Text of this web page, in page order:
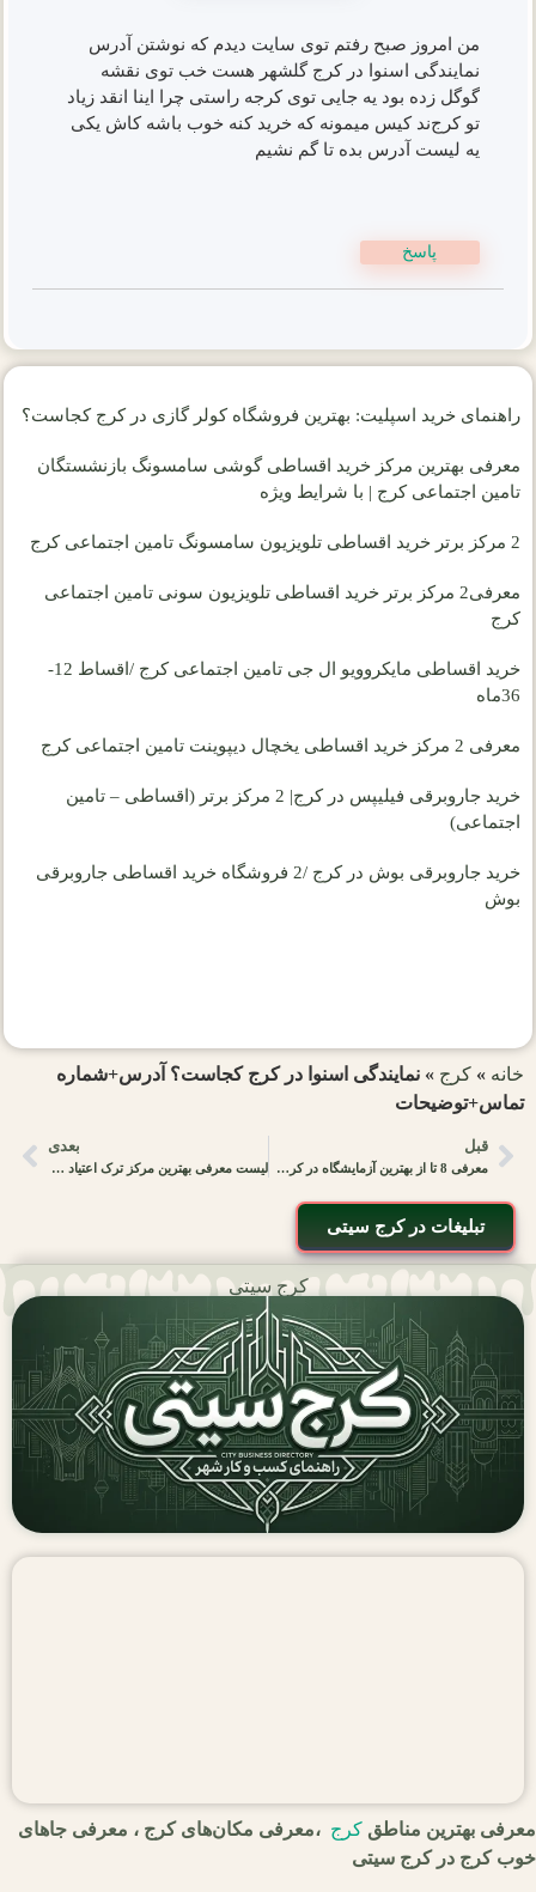
من امروز صبح رفتم توی سایت دیدم که نوشتن آدرس
نمایندگی اسنوا در کرج گلشهر هست خب توی نقشه
گوگل زده بود یه جایی توی کرجه راستی چرا اینا انقد زیاد
تو کرج‌ند کیس میمونه که خرید کنه خوب باشه کاش یکی
یه لیست آدرس بده تا گم نشیم
پاسخ
راهنمای خرید اسپلیت: بهترین فروشگاه کولر گازی در کرج کجاست؟
معرفی بهترین مرکز خرید اقساطی گوشی سامسونگ بازنشستگان
تامین اجتماعی کرج | با شرایط ویژه
2 مرکز برتر خرید اقساطی تلویزیون سامسونگ تامین اجتماعی کرج
معرفی2 مرکز برتر خرید اقساطی تلویزیون سونی تامین اجتماعی
کرج
خرید اقساطی مایکروویو ال جی تامین اجتماعی کرج /اقساط 12-
36ماه
معرفی 2 مرکز خرید اقساطی یخچال دیپوینت تامین اجتماعی کرج
خرید جاروبرقی فیلیپس در کرج| 2 مرکز برتر (اقساطی – تامین
اجتماعی)
خرید جاروبرقی بوش در کرج /2 فروشگاه خرید اقساطی جاروبرقی
بوش
خانه » کرج » نمایندگی اسنوا در کرج کجاست؟ آدرس+شماره
تماس+توضیحات
قبل
معرفی 8 تا از بهترین آزمایشگاه در کرج [به همراه آدرس+اطلاعات]
بعدی
لیست معرفی بهترین مرکز ترک اعتیاد در کرج [به همراه آدرس و شماره تماس]
تبلیغات در کرج سیتی
کرج سیتی
معرفی بهترین مناطق کرج ،معرفی مکان‌های کرج ، معرفی جاهای
خوب کرج در کرج سیتی